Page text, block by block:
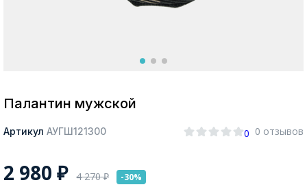
Палантин мужской
Артикул АУГШ121300 0 0 отзывов
2 980 ₽ 4 270₽ -30%